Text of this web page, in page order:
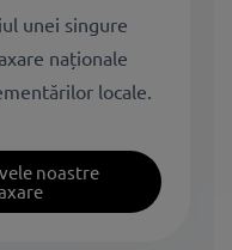
unei singure
naționale
locale.
noastre